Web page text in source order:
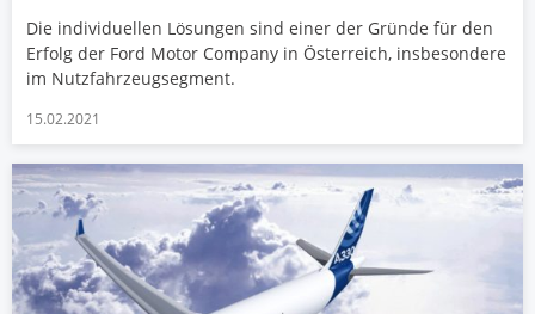
Die individuellen Lösungen sind einer der Gründe für den
Erfolg der Ford Motor Company in Österreich, insbesondere
im Nutzfahrzeugsegment.
15.02.2021